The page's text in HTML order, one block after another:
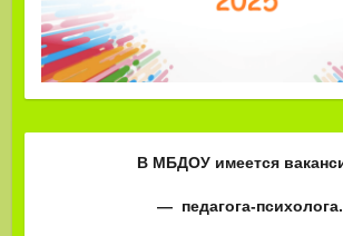
В МБДОУ имеется
— педагога-психолога.